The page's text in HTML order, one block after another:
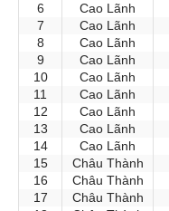
6
Cao Lãnh
7
Cao Lãnh
8
Cao Lãnh
9
Cao Lãnh
10
Cao Lãnh
11
Cao Lãnh
12
Cao Lãnh
13
Cao Lãnh
14
Cao Lãnh
15
Châu Thành
16
Châu Thành
17
Châu Thành